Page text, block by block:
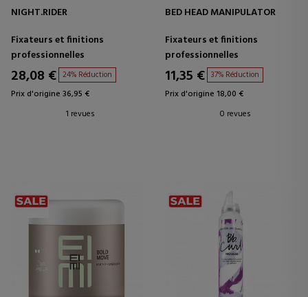
NIGHT.RIDER
Fixateurs et finitions
professionnelles
28,08 € 24% Réduction
Prix d'origine 36,95 €
1 revues
BED HEAD MANIPULATOR
Fixateurs et finitions
professionnelles
11,35 € 37% Réduction
Prix d'origine 18,00 €
0 revues